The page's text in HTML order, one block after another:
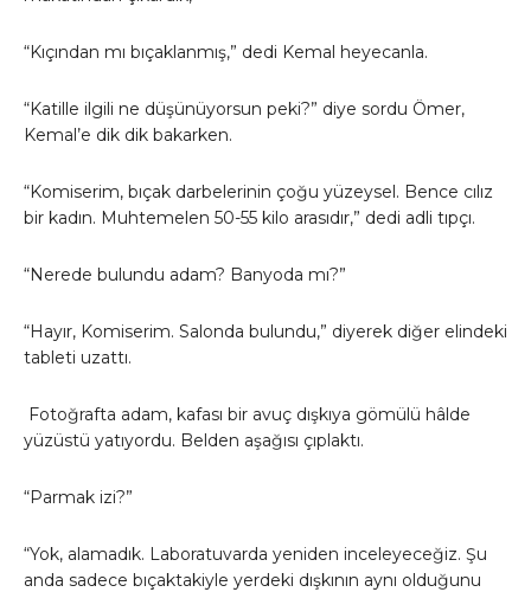
“Kıçından mı bıçaklanmış,” dedi Kemal heyecanla.
“Katille ilgili ne düşünüyorsun peki?” diye sordu Ömer,
Kemal’e dik dik bakarken.
“Komiserim, bıçak darbelerinin çoğu yüzeysel. Bence cılız
bir kadın. Muhtemelen 50-55 kilo arasıdır,” dedi adli tıpçı.
“Nerede bulundu adam? Banyoda mı?”
“Hayır, Komiserim. Salonda bulundu,” diyerek diğer elindeki
tableti uzattı.
Fotoğrafta adam, kafası bir avuç dışkıya gömülü hâlde
yüzüstü yatıyordu. Belden aşağısı çıplaktı.
“Parmak izi?”
“Yok, alamadık. Laboratuvarda yeniden inceleyeceğiz. Şu
anda sadece bıçaktakiyle yerdeki dışkının aynı olduğunu